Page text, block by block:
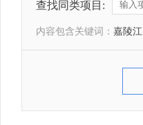
查找同类项目:
内容包含关键词： 嘉陵